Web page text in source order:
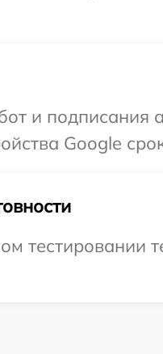
и
Google